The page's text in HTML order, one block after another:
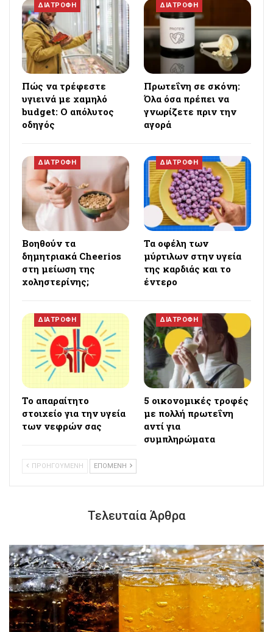
ΔΙΑΤΡΟΦΗ
Πώς να τρέφεστε
υγιεινά με χαμηλό
budget: Ο απόλυτος
οδηγός
ΔΙΑΤΡΟΦΗ
Πρωτεΐνη σε σκόνη:
Όλα όσα πρέπει να
γνωρίζετε πριν την
αγορά
ΔΙΑΤΡΟΦΗ
Βοηθούν τα
δημητριακά Cheerios
στη μείωση της
χοληστερίνης;
ΔΙΑΤΡΟΦΗ
Τα οφέλη των
μύρτιλων στην υγεία
της καρδιάς και το
έντερο
ΔΙΑΤΡΟΦΗ
Το απαραίτητο
στοιχείο για την υγεία
των νεφρών σας
ΔΙΑΤΡΟΦΗ
5 οικονομικές τροφές
με πολλή πρωτεΐνη
αντί για
συμπληρώματα
ΠΡΟΗΓΟΥΜΕΝΗ ΕΠΟΜΕΝΗ
Τελευταία Άρθρα